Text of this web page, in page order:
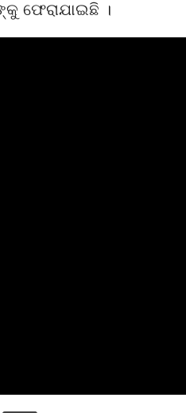
ଫେରାଯାଇଛି ।